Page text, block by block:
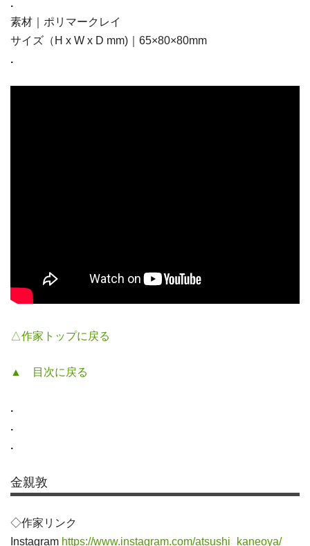
.
素材｜ポリマークレイ
サイズ（H x W x D mm)｜65×80×80mm
.
△作家トップに戻る
▲ 目次に戻る
.
.
.
金親敦
◇作家リンク
Instagram https://www.instagram.com/atsushi_kaneoya/